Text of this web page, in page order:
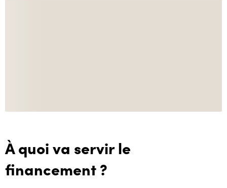
À quoi va servir le
financement ?